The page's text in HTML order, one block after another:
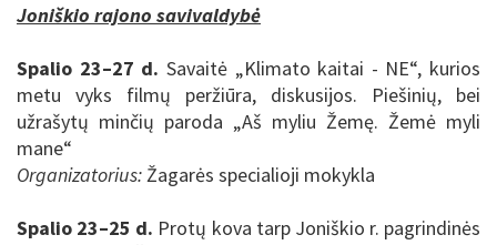
Joniškio rajono savivaldybė
Spalio 23–27 d. Savaitė „Klimato kaitai - NE“, kurios
metu vyks filmų peržiūra, diskusijos. Piešinių, bei
užrašytų minčių paroda „Aš myliu Žemę. Žemė myli
mane“
Organizatorius:Žagarės specialioji mokykla
Spalio 23–25 d. Protų kova tarp Joniškio r. pagrindinės